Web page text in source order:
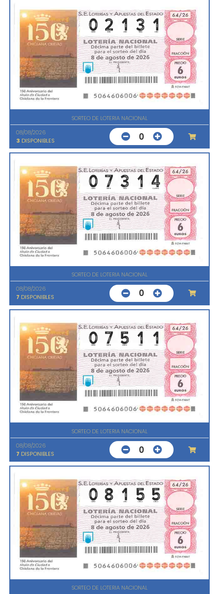
SORTEO DE LOTERIA NACIONAL
08/08/2026
3 DISPONIBLES 0
SORTEO DE LOTERIA NACIONAL
08/08/2026
7 DISPONIBLES 0
SORTEO DE LOTERIA NACIONAL
08/08/2026
7 DISPONIBLES 0
SORTEO DE LOTERIA NACIONAL